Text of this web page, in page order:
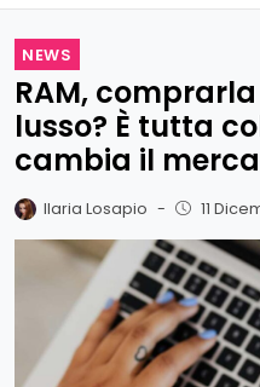
NEWS
RAM,
lusso? È tutta
cambia il
Ilaria Losapio - 11